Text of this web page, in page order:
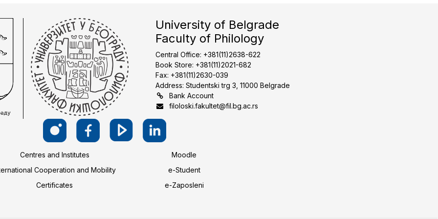
University of Belgrade
Faculty of Philology
Central Office: +381(11)2638-622
Book Store: +381(11)2021-682
Fax: +381(11)2630-039
Address: Studentski trg 3, 11000 Belgrade
Bank Account
filoloski.fakultet@fil.bg.ac.rs
Centres and Institutes
Cooperation and Mobility
Certificates
Moodle
e-Student
e-Zaposleni